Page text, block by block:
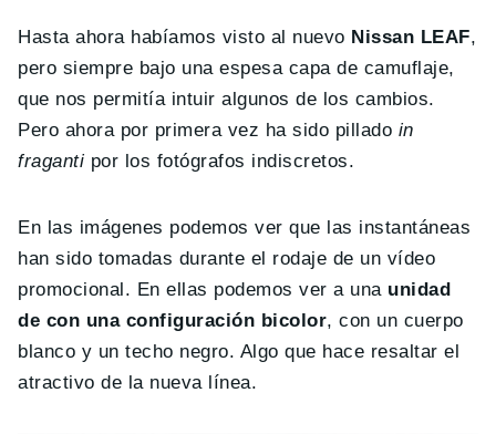
Hasta ahora habíamos visto al nuevo Nissan LEAF,
pero siempre bajo una espesa capa de camuflaje,
que nos permitía intuir algunos de los cambios.
Pero ahora por primera vez ha sido pillado in
fraganti por los fotógrafos indiscretos.
En las imágenes podemos ver que las instantáneas
han sido tomadas durante el rodaje de un vídeo
promocional. En ellas podemos ver a una unidad
de con una configuración bicolor, con un cuerpo
blanco y un techo negro. Algo que hace resaltar el
atractivo de la nueva línea.